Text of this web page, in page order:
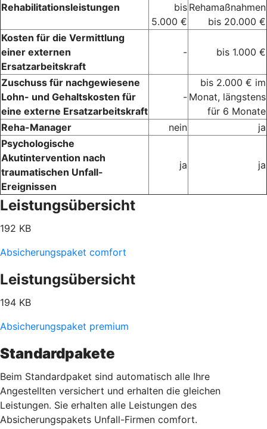
Rehabilitationsleistungen
bis
5.000 €
Rehamaßnahmen
bis 20.000 €
Kosten für die Vermittlung
einer externen
Ersatzarbeitskraft
- bis 1.000 €
Zuschuss für nachgewiesene
Lohn- und Gehaltskosten für
eine externe Ersatzarbeitskraft
-
bis 2.000 € im
Monat, längstens
für 6 Monate
Reha-Manager
nein
ja
Psychologische
Akutintervention nach
traumatischen Unfall-
Ereignissen
ja ja
Leistungsübersicht
192 KB
Absicherungspaket comfort
Leistungsübersicht
194 KB
Absicherungspaket premium
Standardpakete
Beim Standardpaket sind automatisch alle Ihre
Angestellten versichert und erhalten die gleichen
Leistungen. Sie erhalten alle Leistungen des
Absicherungspakets Unfall-Firmen comfort.